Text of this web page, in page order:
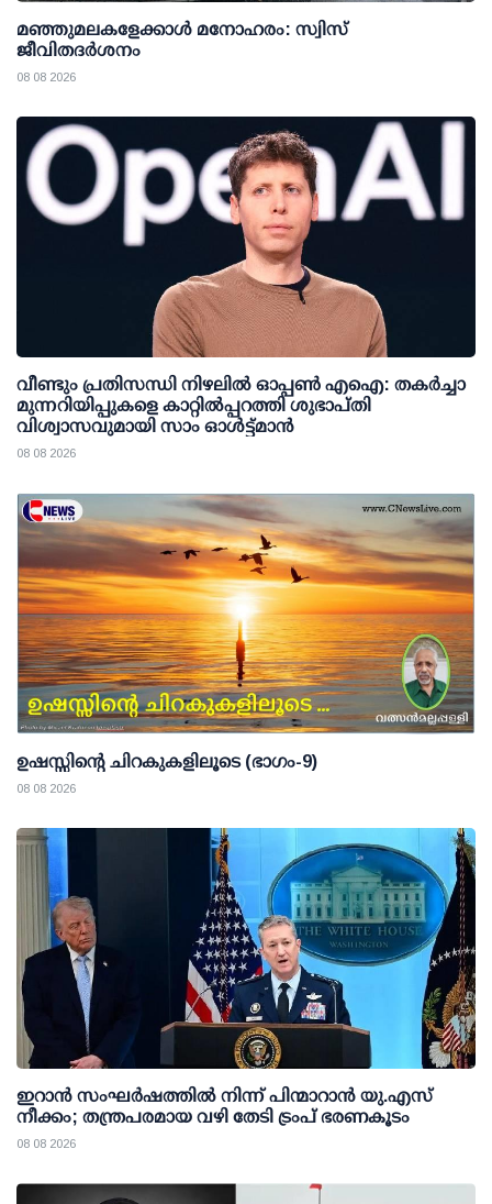
മഞ്ഞുമലകളേക്കാൾ മനോഹരം: സ്വിസ്
ജീവിതദർശനം
08 08 2026
വീണ്ടും പ്രതിസന്ധി നിഴലില്‍ ഓപ്പണ്‍ എഐ: തകര്‍ച്ചാ
മുന്നറിയിപ്പുകളെ കാറ്റില്‍പ്പറത്തി ശുഭാപ്തി
വിശ്വാസവുമായി സാം ഓള്‍ട്ട്മാന്‍
08 08 2026
ഉഷസ്സിന്റെ ചിറകുകളിലൂടെ (ഭാഗം-9)
08 08 2026
ഇറാന്‍ സംഘര്‍ഷത്തില്‍ നിന്ന് പിന്മാറാന്‍ യു.എസ്
നീക്കം; തന്ത്രപരമായ വഴി തേടി ട്രംപ് ഭരണകൂടം
08 08 2026